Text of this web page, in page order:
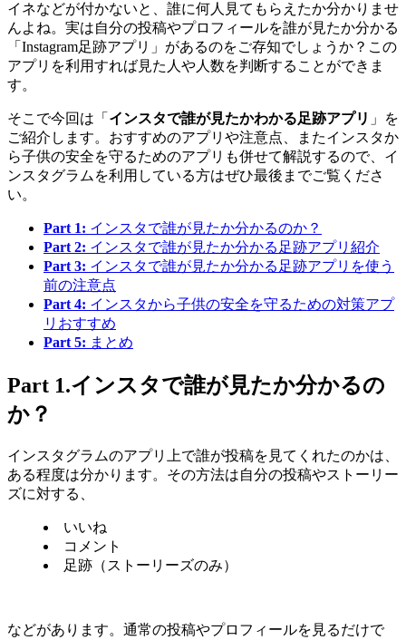
イネなどが付かないと、誰に何人見てもらえたか分かりませ
んよね。実は自分の投稿やプロフィールを誰が見たか分かる
「Instagram足跡アプリ」があるのをご存知でしょうか？この
アプリを利用すれば見た人や人数を判断することができま
す。
そこで今回は「 インスタで誰が見たかわかる足跡アプリ 」を
ご紹介します。おすすめのアプリや注意点、またインスタか
ら子供の安全を守るためのアプリも併せて解説するので、イ
ンスタグラムを利用している方はぜひ最後までご覧くださ
い。
Part 1: インスタで誰が見たか分かるのか？
Part 2: インスタで誰が見たか分かる足跡アプリ紹介
Part 3: インスタで誰が見たか分かる足跡アプリを使う
前の注意点
Part 4: インスタから子供の安全を守るための対策アプ
リおすすめ
Part 5: まとめ
Part 1.インスタで誰が見たか分かるの
か？
インスタグラムのアプリ上で誰が投稿を見てくれたのかは、
ある程度は分かります。その方法は自分の投稿やストーリー
ズに対する、
いいね
コメント
足跡（ストーリーズのみ）
などがあります。通常の投稿やプロフィールを見るだけで